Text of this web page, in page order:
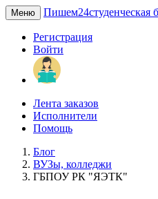
Меню Пишем24студенческая
Регистрация
Войти
Лента заказов
Исполнители
Помощь
Блог
ВУЗы, колледжи
ГБПОУ РК "ЯЭТК"